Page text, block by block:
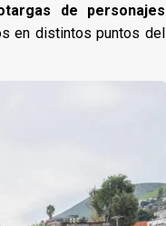
de personajes
en distintos puntos del